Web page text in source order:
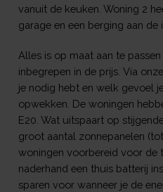
vanuit de keuken. Woning 2
garage en een berging aan de
Alles is op maat aan te
inbegrepen in de prijs. Via
je nodig hebt en welk gevoel
opwekken. De woningen
E20. Wat uitspaart op
groot aantal zonnepanelen
woningen voorbereid voor de
naderhand een thuis batterij
sparen voor wanneer je de